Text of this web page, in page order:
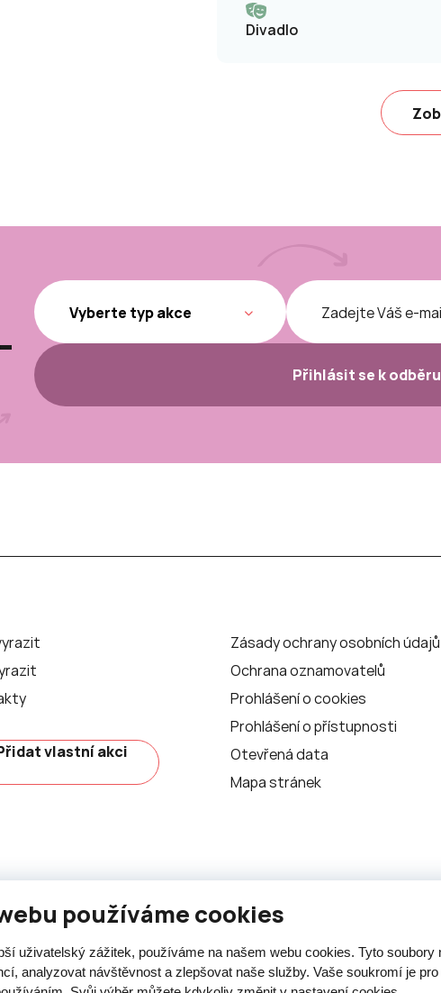
používáme cookies
uživatelský zážitek, používáme na našem webu cookies. Tyto soubory
analyzovat návštěvnost a zlepšovat naše služby. Vaše soukromí je
Divadlo
Přihlásit se k
vlastní akci
Zásady ochrany osobních údajů
Ochrana oznamovatelů
Prohlášení o cookies
Prohlášení o přístupnosti
Otevřená data
Mapa stránek